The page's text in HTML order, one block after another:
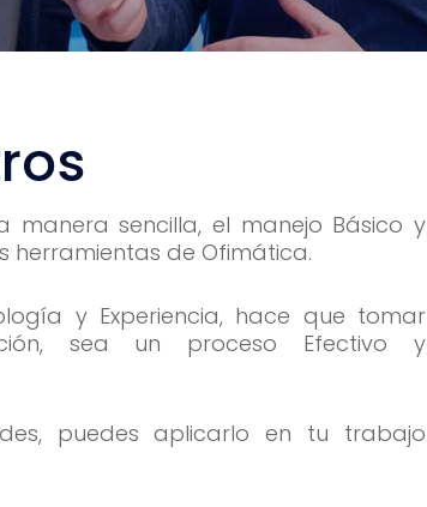
manera sencilla, el manejo Básico y
herramientas de Ofimática.
y Experiencia, hace que tomar
sea un proceso Efectivo y
puedes aplicarlo en tu trabajo